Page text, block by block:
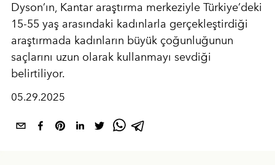
Dyson’ın, Kantar araştırma merkeziyle Türkiye’deki
15-55 yaş arasındaki kadınlarla gerçekleştirdiği
araştırmada kadınların büyük çoğunluğunun
saçlarını uzun olarak kullanmayı sevdiği
belirtiliyor.
05.29.2025